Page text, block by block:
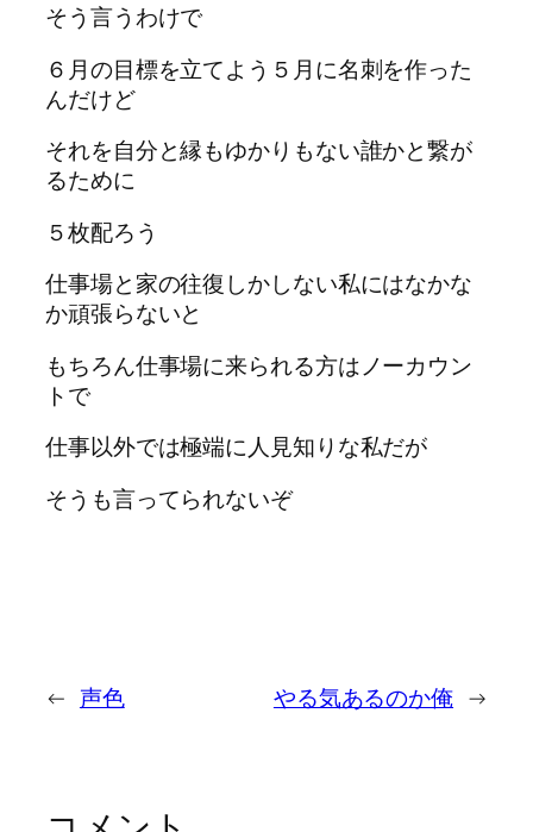
そう言うわけで
６月の目標を立てよう５月に名刺を作った
んだけど
それを自分と縁もゆかりもない誰かと繋が
るために
５枚配ろう
仕事場と家の往復しかしない私にはなかな
か頑張らないと
もちろん仕事場に来られる方はノーカウン
トで
仕事以外では極端に人見知りな私だが
そうも言ってられないぞ
← 声色 やる気あるのか俺 →